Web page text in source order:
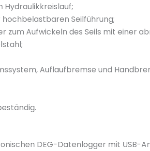
C
e
Seilführung;
Aufwickeln des Seils mit einer
Auflaufbremse und
DEG-Datenlogger mit USB-